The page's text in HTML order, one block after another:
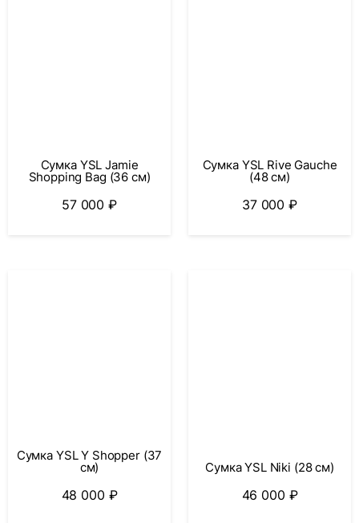
Сумка YSL Jamie
Shopping Bag (36 см)
57 000₽
Сумка YSL Rive Gauche
(48 см)
37 000₽
Сумка YSL Y Shopper (37
см)
48 000 ₽
Сумка YSL Niki (28 см)
46 000 ₽